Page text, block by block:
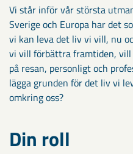
Vi står inför vår största
Sverige och Europa har det
vi kan leva det liv vi vill, nu
vi vill förbättra framtiden, vill
på resan, personligt och
lägga grunden för det liv vi
omkring oss?
Din roll